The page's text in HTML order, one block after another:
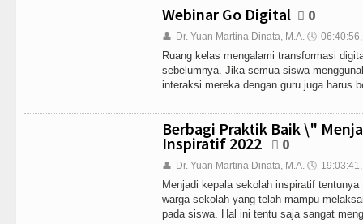
Webinar Go Digital 0
👤 Dr. Yuan Martina Dinata, M.A. 🕔
Ruang kelas mengalami transformasi
sebelumnya. Jika semua siswa
interaksi mereka dengan guru juga harus
Berbagi Praktik Baik \"
Inspiratif 2022 0
👤 Dr. Yuan Martina Dinata, M.A. 🕔
Menjadi kepala sekolah inspiratif
warga sekolah yang telah mampu
pada siswa. Hal ini tentu saja sangat